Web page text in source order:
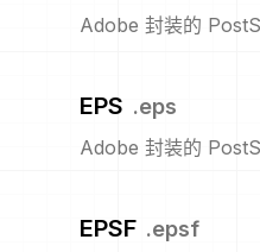
Adobe 封装的
EPS .eps
Adobe 封装的
EPSF .epsf